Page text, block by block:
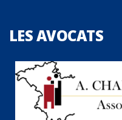
LESAVOCATS